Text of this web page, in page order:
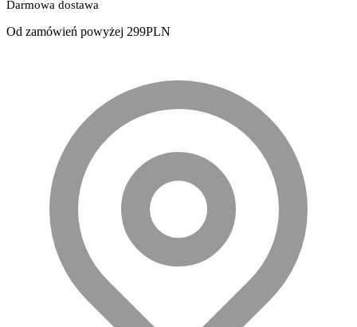
Darmowa dostawa
Od zamówień powyżej 299PLN